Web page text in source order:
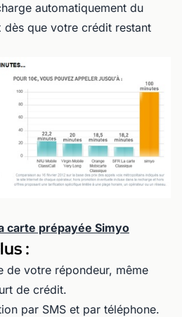
automatiquement du
que votre crédit restant
carte prépayée Simyo
:
de votre répondeur, même
de crédit.
par SMS et par téléphone.